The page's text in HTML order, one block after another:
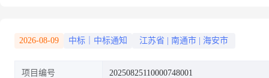
2026-08-09 中标｜中标通知 江苏省 南通市 海安市
项目编号 20250825110000748001